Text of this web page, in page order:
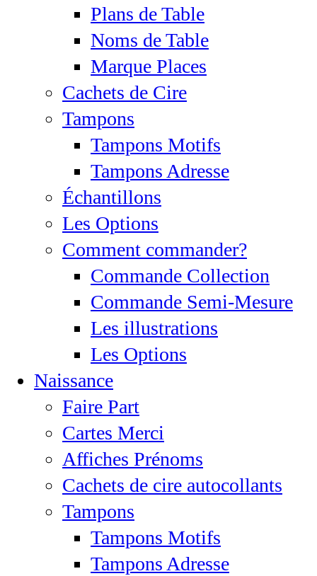
Plans de Table
Noms de Table
Marque Places
Cachets de Cire
Tampons
Tampons Motifs
Tampons Adresse
Échantillons
Les Options
Comment commander?
Commande Collection
Commande Semi-Mesure
Les illustrations
Les Options
Naissance
Faire Part
Cartes Merci
Affiches Prénoms
Cachets de cire autocollants
Tampons
Tampons Motifs
Tampons Adresse